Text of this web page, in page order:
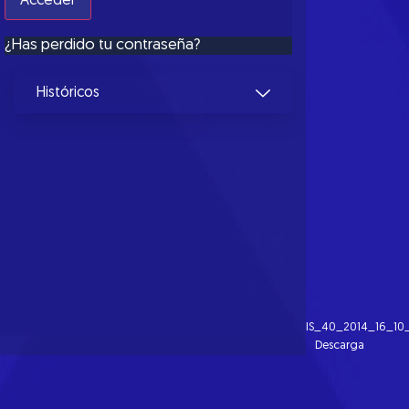
¿Has perdido tu contraseña?
Históricos
Descarga